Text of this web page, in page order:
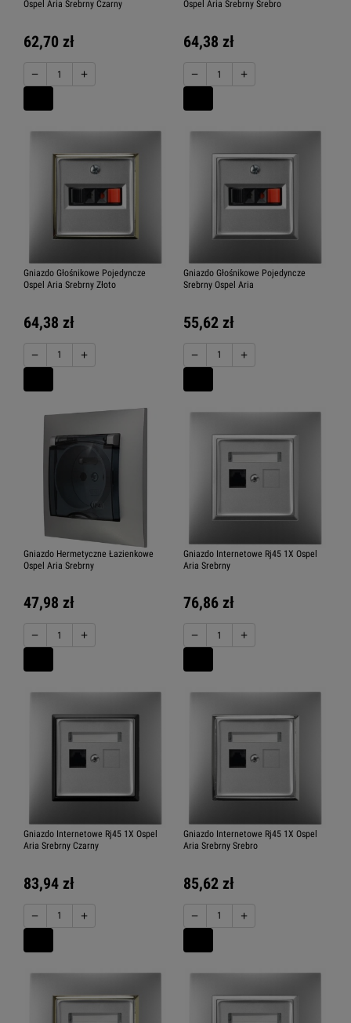
Ospel Aria Srebrny Czarny
62,70 zł
− +
Ospel Aria Srebrny Srebro
64,38 zł
− +
Gniazdo Głośnikowe Pojedyncze
Ospel Aria Srebrny Złoto
64,38 zł
− +
Gniazdo Głośnikowe Pojedyncze
Srebrny Ospel Aria
55,62 zł
− +
Gniazdo Hermetyczne Łazienkowe
Ospel Aria Srebrny
47,98 zł
− +
Gniazdo Internetowe Rj45 1X Ospel
Aria Srebrny
76,86 zł
− +
Gniazdo Internetowe Rj45 1X Ospel
Aria Srebrny Czarny
83,94 zł
− +
Gniazdo Internetowe Rj45 1X Ospel
Aria Srebrny Srebro
85,62 zł
− +